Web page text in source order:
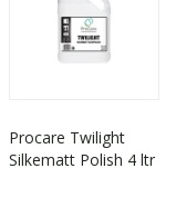
Procare Twilight
Silkematt Polish 4 ltr